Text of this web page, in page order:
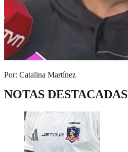
Por: Catalina Martínez
NOTAS DESTACADAS